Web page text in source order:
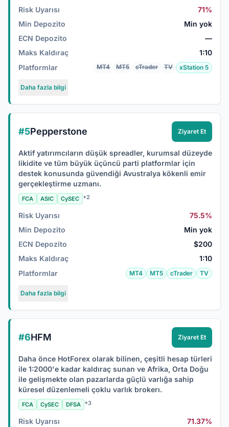
Risk Uyarısı
71%
Min Depozito
Min yok
ECN Depozito
—
Maks Kaldıraç
1:10
Platformlar
MT4 MT5 cTrader TV xStation 5
Daha fazla bilgi
#5Pepperstone Ziyaret Et
Aktif yatırımcıların düşük spreadler, kurumsal düzeyde
likidite ve tüm büyük üçüncü parti platformlar için
destek konusunda güvendiği Avustralya kökenli emir
gerçekleştirme uzmanı.
FCA ASIC CySEC +2
Risk Uyarısı
75.5%
Min Depozito
Min yok
ECN Depozito
$200
Maks Kaldıraç
1:10
Platformlar
MT4 MT5 cTrader TV
Daha fazla bilgi
#6HFM Ziyaret Et
Daha önce HotForex olarak bilinen, çeşitli hesap türleri
ile 1:2000'e kadar kaldıraç sunan ve Afrika, Orta Doğu
ile gelişmekte olan pazarlarda güçlü varlığa sahip
küresel düzenlemeli çoklu varlık brokerı.
FCA CySEC DFSA +3
Risk Uyarısı 71.37%